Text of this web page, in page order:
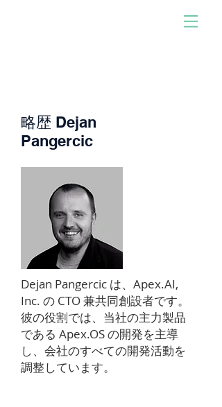
人が開発したソフトウェ
える。
略歴 Dejan
Pangercic
Dejan Pangercic は、Apex.AI,
Inc. の CTO 兼共同創設者です。
彼の役割では、当社の主力製品
である Apex.OS の開発を主導
し、会社のすべての開発活動を
調整しています。